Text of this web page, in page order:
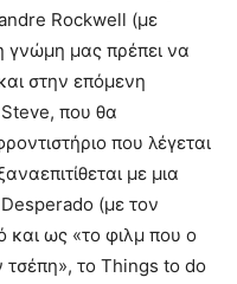
Rockwell (με
γνώμη μας πρέπει να
στην επόμενη
που θα
που λέγεται
με μια
Desperado (με τον
ως «το φιλμ που ο
τσέπη», το Things to do